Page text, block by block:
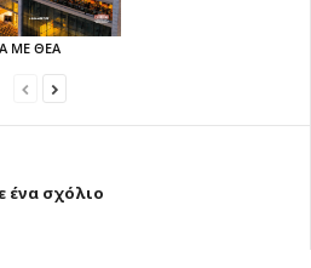
ΜΕ ΘΕΑ
ένα σχόλιο